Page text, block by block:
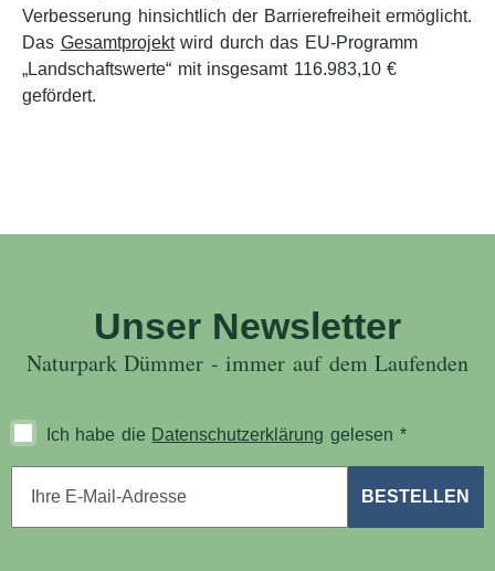
Verbesserung hinsichtlich der Barrierefreiheit ermöglicht.
Das Gesamtprojektwird durch das EU-Programm
„Landschaftswerte“ mit insgesamt 116.983,10 €
gefördert.
Unser Newsletter
Naturpark Dümmer - immer auf dem Laufenden
Ich habe die Datenschutzerklärung gelesen *
E-Mail-Adresse*